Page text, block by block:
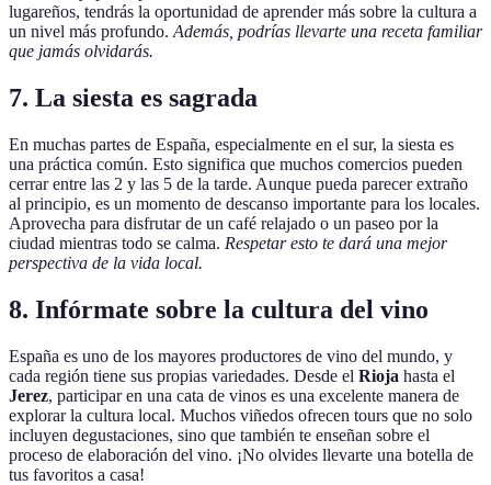
lugareños, tendrás la oportunidad de aprender más sobre la cultura a
un nivel más profundo. Además, podrías llevarte una receta familiar
que jamás olvidarás.
7. La siesta es sagrada
En muchas partes de España, especialmente en el sur, la siesta es
una práctica común. Esto significa que muchos comercios pueden
cerrar entre las 2 y las 5 de la tarde. Aunque pueda parecer extraño
al principio, es un momento de descanso importante para los locales.
Aprovecha para disfrutar de un café relajado o un paseo por la
ciudad mientras todo se calma. Respetar esto te dará una mejor
perspectiva de la vida local.
8. Infórmate sobre la cultura del vino
España es uno de los mayores productores de vino del mundo, y
cada región tiene sus propias variedades. Desde el Rioja hasta el
Jerez, participar en una cata de vinos es una excelente manera de
explorar la cultura local. Muchos viñedos ofrecen tours que no solo
incluyen degustaciones, sino que también te enseñan sobre el
proceso de elaboración del vino. ¡No olvides llevarte una botella de
tus favoritos a casa!